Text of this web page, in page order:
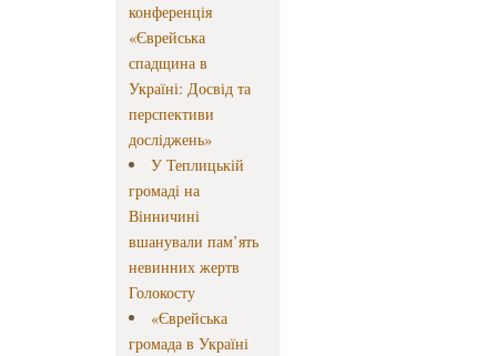
конференція
«Єврейська
спадщина в
Україні: Досвід та
перспективи
досліджень»
У Теплицькій
громаді на
Вінничині
вшанували пам’ять
невинних жертв
Голокосту
«Єврейська
громада в Україні